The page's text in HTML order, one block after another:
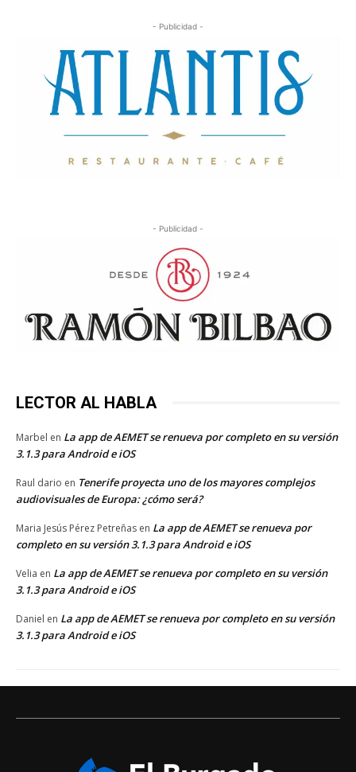
- Publicidad -
- Publicidad -
LECTOR AL HABLA
Marbel en La app de AEMET se renueva por completo en su versión
3.1.3 para Android e iOS
Raul dario en Tenerife proyecta uno de los mayores complejos
audiovisuales de Europa: ¿cómo será?
Maria Jesús Pérez Petreñas en La app de AEMET se renueva por
completo en su versión 3.1.3 para Android e iOS
Velia en La app de AEMET se renueva por completo en su versión
3.1.3 para Android e iOS
Daniel en La app de AEMET se renueva por completo en su versión
3.1.3 para Android e iOS